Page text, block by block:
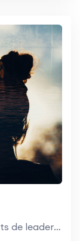
Comment les styles et comportements de leadership influencent la culture et le climat général de l'école.